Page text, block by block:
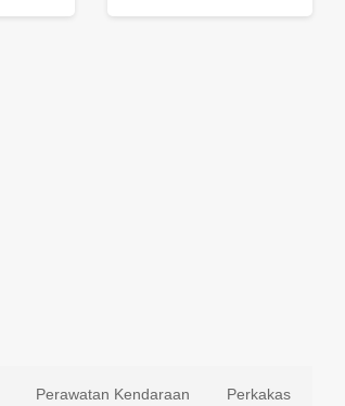
Perawatan Kendaraan Perkakas